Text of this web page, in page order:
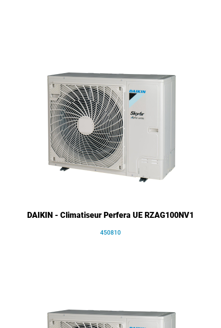
DAIKIN - Climatiseur Perfera UE RZAG100NV1
450810